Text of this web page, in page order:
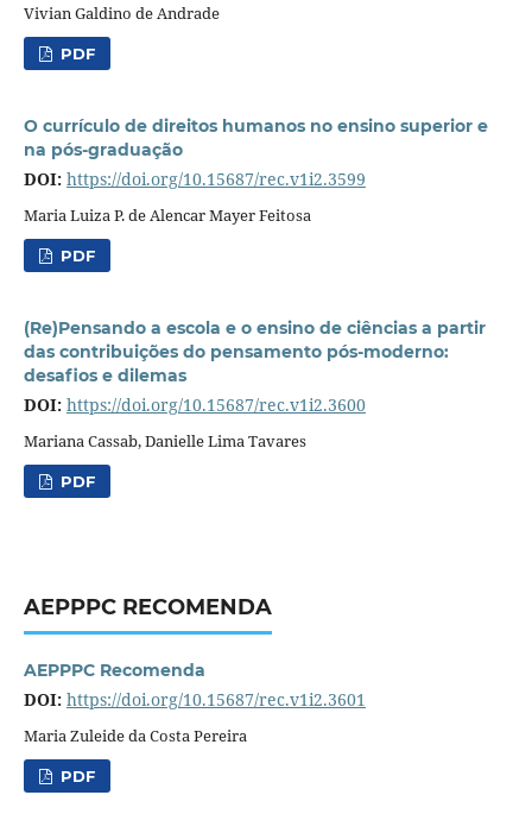
Vivian Galdino de Andrade
PDF
O currículo de direitos humanos no ensino superior e
na pós-graduação
DOI: https://doi.org/10.15687/rec.v1i2.3599
Maria Luiza P. de Alencar Mayer Feitosa
PDF
(Re)Pensando a escola e o ensino de ciências a partir
das contribuições do pensamento pós-moderno:
desafios e dilemas
DOI: https://doi.org/10.15687/rec.v1i2.3600
Mariana Cassab, Danielle Lima Tavares
PDF
AEPPPC RECOMENDA
AEPPPC Recomenda
DOI: https://doi.org/10.15687/rec.v1i2.3601
Maria Zuleide da Costa Pereira
PDF